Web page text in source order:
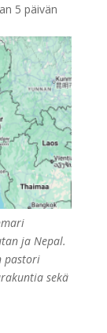
5 päivän
ja Nepal.
pastori
sekä